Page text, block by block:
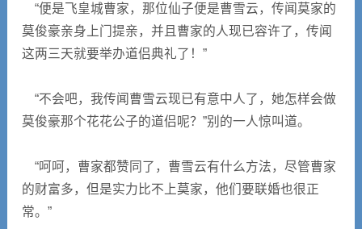
“便是飞皇城曹家，那位仙子便是曹雪云，传闻莫家的
莫俊豪亲身上门提亲，并且曹家的人现已容许了，传闻
这两三天就要举办道侣典礼了！”
“不会吧，我传闻曹雪云现已有意中人了，她怎样会做
莫俊豪那个花花公子的道侣呢？”别的一人惊叫道。
“呵呵，曹家都赞同了，曹雪云有什么方法，尽管曹家
的财富多，但是实力比不上莫家，他们要联婚也很正
常。”